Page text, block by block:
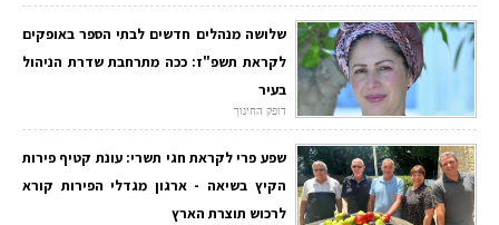
שלושה מנהלים חדשים לבתי הספר באופקים
לקראת תשפ"ז: ככה מתרחבת שדרת הניהול
בעיר
דופק החינוך
שפע פרי לקראת חגי תשרי: עונת קטיף פירות
הקיץ בשיאה - ארגון מגדלי הפירות קורא
לרכוש תוצרת הארץ